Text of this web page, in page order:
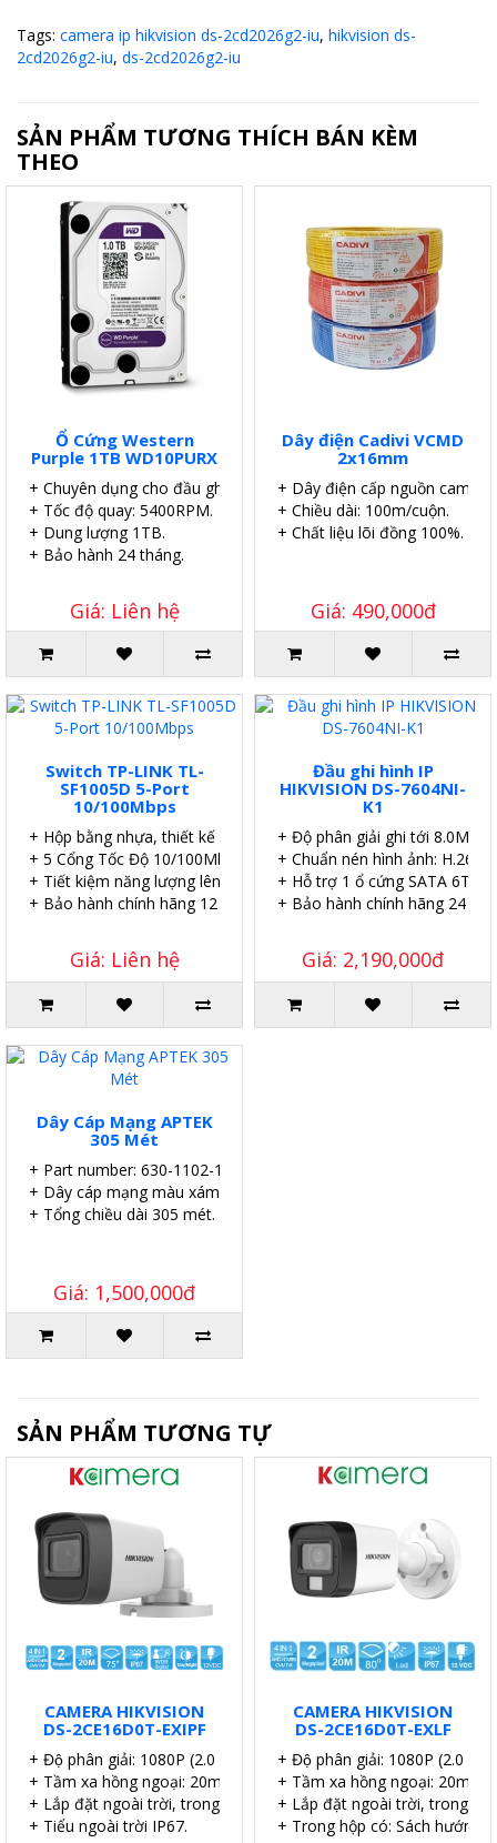
Tags: camera ip hikvision ds-2cd2026g2-iu, hikvision ds-
2cd2026g2-iu, ds-2cd2026g2-iu
SẢN PHẨM TƯƠNG THÍCH BÁN KÈM
THEO
Ổ Cứng Western
Purple 1TB WD10PURX
+ Chuyên dụng cho đầu ghi.
+ Tốc độ quay: 5400RPM.
+ Dung lượng 1TB.
+ Bảo hành 24 tháng.
Giá: Liên hệ
Dây điện Cadivi VCMD
2x16mm
+ Dây điện cấp nguồn camera.
+ Chiều dài: 100m/cuộn.
+ Chất liệu lõi đồng 100%.
Giá: 490,000đ
Switch TP-LINK TL-
SF1005D 5-Port
10/100Mbps
+ Hộp bằng nhựa, thiết kế để bàn.
+ 5 Cổng Tốc Độ 10/100Mbps.
+ Tiết kiệm năng lượng lên đến 60%.
+ Bảo hành chính hãng 12 tháng.
Giá: Liên hệ
Đầu ghi hình IP
HIKVISION DS-7604NI-
K1
+ Độ phân giải ghi tới 8.0MP.
+ Chuẩn nén hình ảnh: H.265.
+ Hỗ trợ 1 ổ cứng SATA 6TB.
+ Bảo hành chính hãng 24
Giá: 2,190,000đ
Dây Cáp Mạng APTEK
305 Mét
+ Part number: 630-1102-1
+ Dây cáp mạng màu xám.
+ Tổng chiều dài 305 mét.
Giá: 1,500,000đ
SẢN PHẨM TƯƠNG TỰ
CAMERA HIKVISION
DS-2CE16D0T-EXIPF
+ Độ phân giải: 1080P (2.0 MP).
+ Tầm xa hồng ngoại: 20m.
+ Lắp đặt ngoài trời, trong nhà.
+ Tiểu ngoài trời IP67.
CAMERA HIKVISION
DS-2CE16D0T-EXLF
+ Độ phân giải: 1080P (2.0
+ Tầm xa hồng ngoại: 20m.
+ Lắp đặt ngoài trời, trong
+ Trong hộp có: Sách hướng